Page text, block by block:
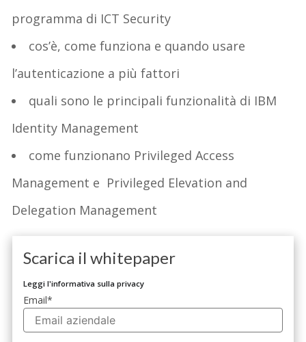
programma di ICT Security
cos’è, come funziona e quando usare
l’autenticazione a più fattori
quali sono le principali funzionalità di IBM
Identity Management
come funzionano Privileged Access
Management e Privileged Elevation and
Delegation Management
Scarica il whitepaper
Leggi l'informativa sulla privacy
Email*